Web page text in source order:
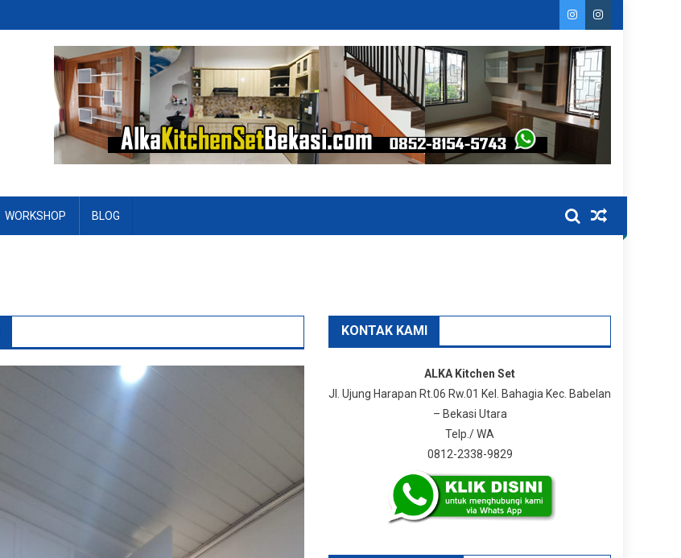
WORKSHOP BLOG
KONTAK KAMI
ALKA Kitchen Set
Jl. Ujung Harapan Rt.06 Rw.01 Kel. Bahagia Kec. Babelan
– Bekasi Utara
Telp./ WA
0812-2338-9829